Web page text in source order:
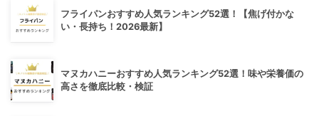
フライパンおすすめ人気ランキング52選！【焦げ付かな
い・長持ち！2026最新】
マヌカハニーおすすめ人気ランキング52選！味や栄養価の
高さを徹底比較・検証